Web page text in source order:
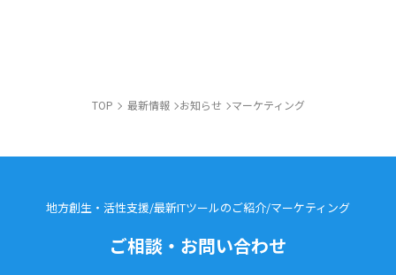
TOP 最新情報 お知らせ マーケティング
地方創生・活性支援/最新ITツールのご紹介/マーケティング
ご相談・お問い合わせ